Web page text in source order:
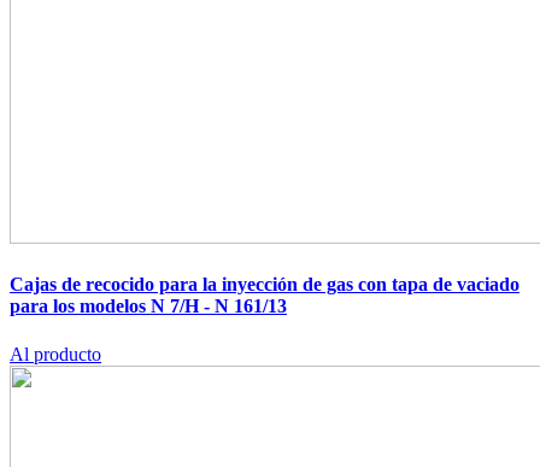
Cajas de recocido para la inyección de gas con tapa de vaciado
para los modelos N 7/H - N 161/13
Al producto